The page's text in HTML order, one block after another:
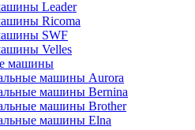
Leader
Ricoma
SWF
Velles
машины
машины Aurora
машины Bernina
машины Brother
машины Elna